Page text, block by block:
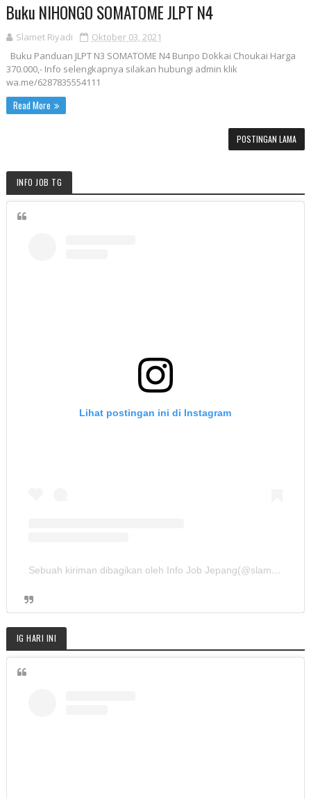
Buku NIHONGO SOMATOME JLPT N4
Slamet Riyadi
Oktober 03, 2021
Buku Panduan JLPT N3 SOMATOME N4 Bunpo Dokkai Choukai Harga
370.000,- Info selengkapnya silakan hubungi admin klik
wa.me/6287835554111
Read More
POSTINGAN LAMA
INFO JOB TG
Lihat postingan ini di Instagram
Sebuah kiriman dibagikan oleh Info Job Jepang(@slamet.sushibomber)
IG HARI INI